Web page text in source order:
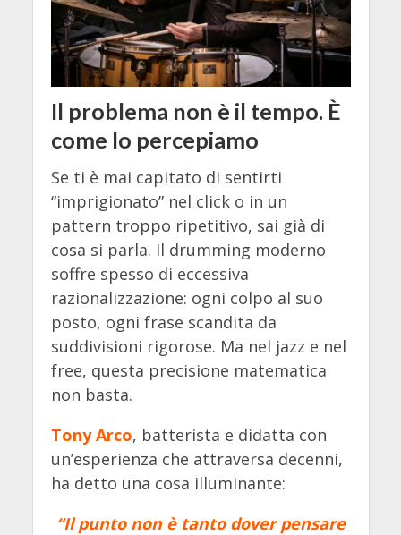
Il problema non è il tempo. È
come lo percepiamo
Se ti è mai capitato di sentirti
“imprigionato” nel click o in un
pattern troppo ripetitivo, sai già di
cosa si parla. Il drumming moderno
soffre spesso di eccessiva
razionalizzazione: ogni colpo al suo
posto, ogni frase scandita da
suddivisioni rigorose. Ma nel jazz e nel
free, questa precisione matematica
non basta.
Tony Arco, batterista e didatta con
un’esperienza che attraversa decenni,
ha detto una cosa illuminante:
“Il punto non è tanto dover pensare